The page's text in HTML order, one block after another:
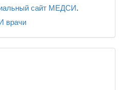
сайт МЕДСИ.
врачи